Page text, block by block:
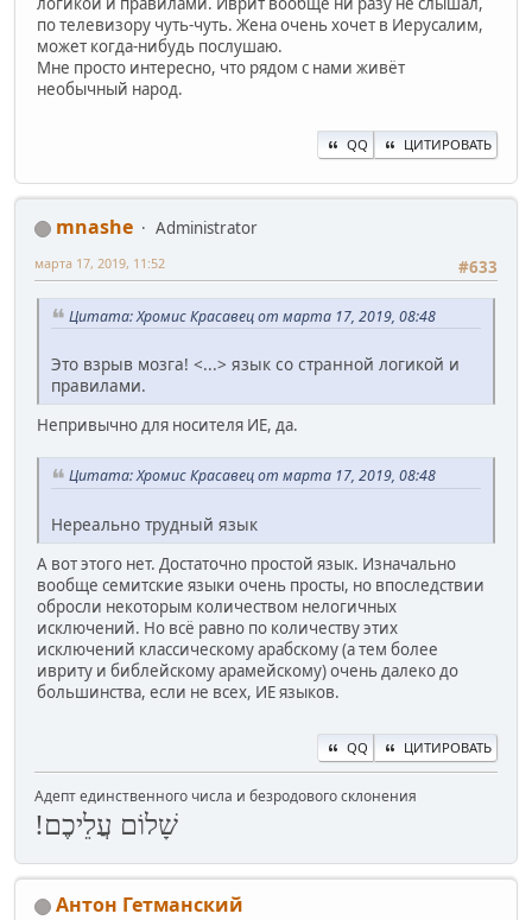
по телевизору чуть-чуть. Жена очень хочет в Иерусалим,
может когда-нибудь послушаю.
Мне просто интересно, что рядом с нами живёт
необычный народ.
QQ ЦИТИРОВАТЬ
mnashe
Administrator
#633
марта 17, 2019, 11:52
Цитата: Хромис Красавец от марта 17, 2019, 08:48
Это взрыв мозга! <...> язык со странной логикой и
правилами.
Непривычно для носителя ИЕ, да.
Цитата: Хромис Красавец от марта 17, 2019, 08:48
Нереально трудный язык
А вот этого нет. Достаточно простой язык. Изначально
вообще семитские языки очень просты, но впоследствии
обросли некоторым количеством нелогичных
исключений. Но всё равно по количеству этих
исключений классическому арабскому (а тем более
ивриту и библейскому арамейскому) очень далеко до
большинства, если не всех, ИЕ языков.
QQ ЦИТИРОВАТЬ
Адепт единственного числа и безродового склонения
שָׁלוֹם עֲלֵיכֶם!
Антон Гетманский